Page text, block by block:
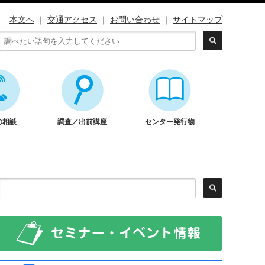
本文へ ｜ 交通アクセス ｜ お問い合わせ ｜ サイトマップ
相談 調査／出前講座 センター発行物